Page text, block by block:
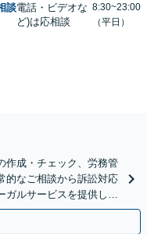
談電話・ビデオな
ど)は応相談
8:30~23:00
（平日）
作成・チェック、労務管
的なご相談から訴訟対応
ガルサービスを提供しま